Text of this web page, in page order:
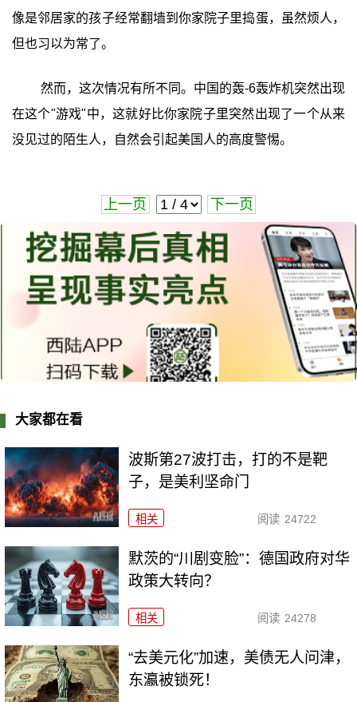
像是邻居家的孩子经常翻墙到你家院子里捣蛋，虽然烦人，
但也习以为常了。
然而，这次情况有所不同。中国的轰-6轰炸机突然出现
在这个"游戏"中，这就好比你家院子里突然出现了一个从来
没见过的陌生人，自然会引起美国人的高度警惕。
上一页 下一页
大家都在看
波斯第27波打击，打的不是靶
子，是美利坚命门
相关 阅读 24722
默茨的“川剧变脸”：德国政府对华
政策大转向？
相关 阅读 24278
“去美元化”加速，美债无人问津，
东瀛被锁死！